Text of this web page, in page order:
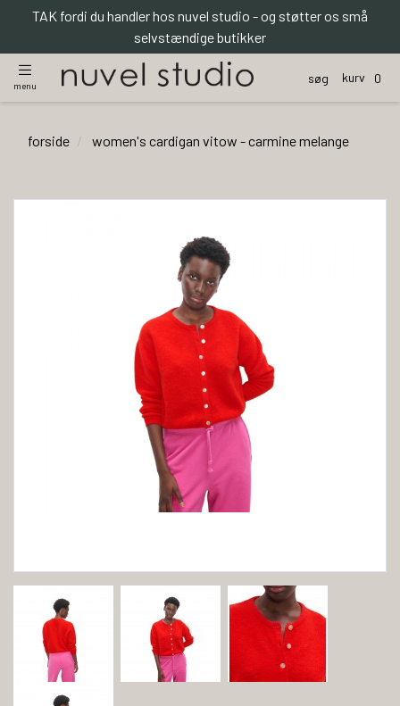
TAK fordi du handler hos nuvel studio - og støtter os små
selvstændige butikker
menu
søg kurv 0
forside women's cardigan vitow - carmine melange